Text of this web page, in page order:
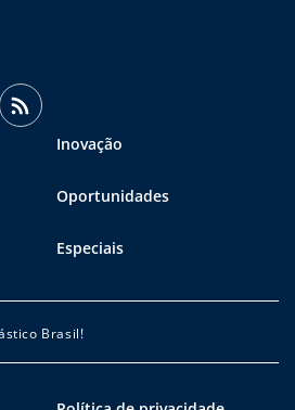
Inovação
Oportunidades
Especiais
Brasil!